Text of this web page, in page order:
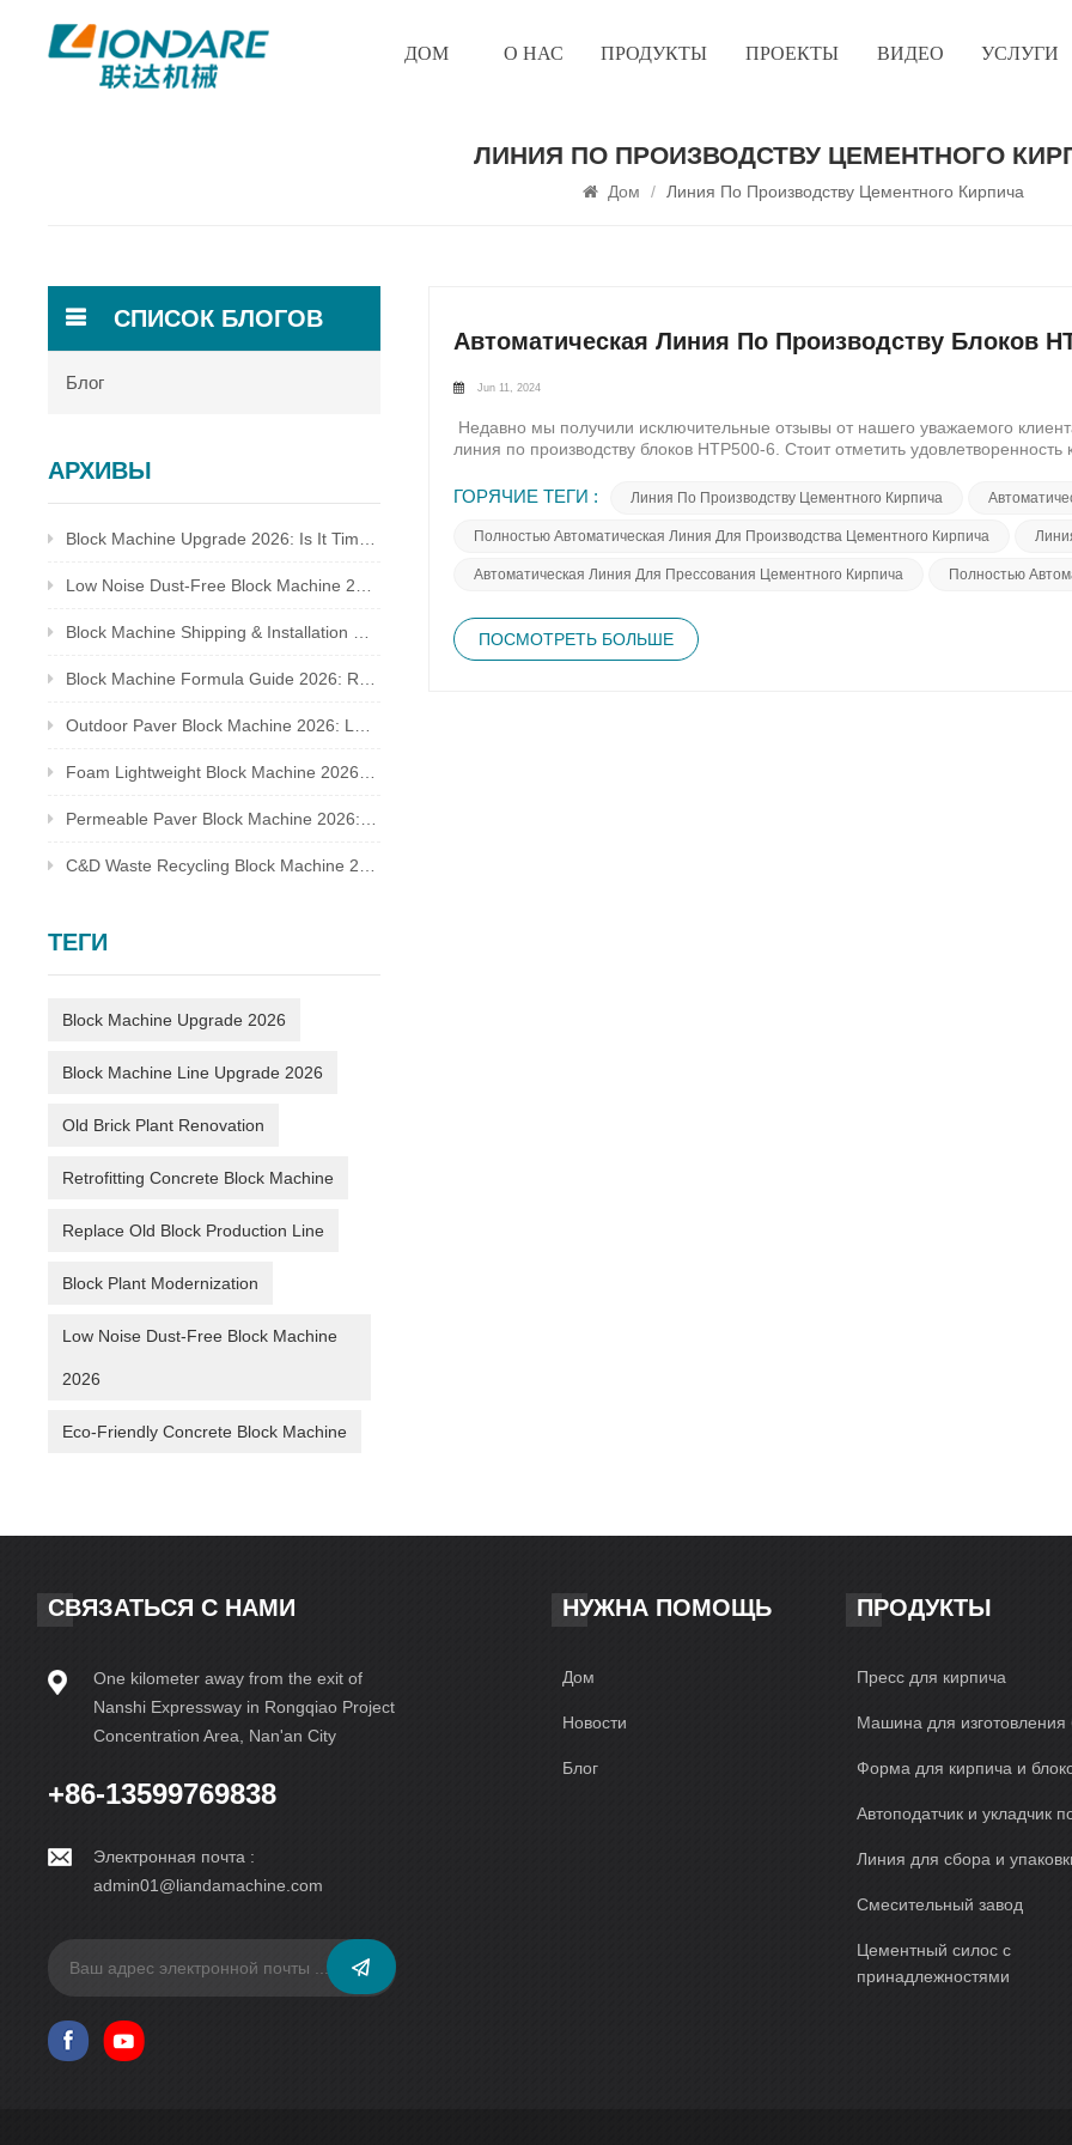
ДОМ О НАС ПРОДУКТЫ ПРОЕКТЫ ВИДЕО УСЛУГИ
ЛИНИЯ ПО ПРОИЗВОДСТВУ ЦЕМЕНТНОГО
Дом / Линия По Производству Цементного Кирпича
Автоматическая Линия По Производству Блоков
Jun 11, 2024
Недавно мы получили исключительные отзывы от нашего уважаемого
линия по производству блоков HTP500-6. Стоит отметить
строительной отрасли благодаря своим самым современным функциям. Наш
проектов. Кроме того, заказчик высоко оценил устойчивость машины. Его
оборудования, несомненно, произвела впечатление на наших клиентов,
производимого ею кирпича. Наш клиент высоко оценил точный процесс
производимые на этой линии, соответствуют самым высоким стандартам,
долговечных и эстетически привлекательных материалов. В заключение
ГОРЯЧИЕ ТЕГИ : Линия По Производству Цементного Кирпича
Полностью Автоматическая Линия Для Производства Цементного Кирпича
Автоматическая Линия Для Прессования Цементного Кирпича Полностью
ПОСМОТРЕТЬ БОЛЬШЕ
СПИСОК БЛОГОВ
Блог
АРХИВЫ
Block Machine Upgrade 2026: Is It Time to Replace Your Old Brick Plant?
Low Noise Dust-Free Block Machine 2026: Meet Global Environmental Inspection Standards
Block Machine Shipping & Installation Guide 2026: Overseas Plant Setup Checklist
Block Machine Formula Guide 2026: Recycled Waste Mix Ratio for Qualified Bricks
Outdoor Paver Block Machine 2026: Landscape & Municipal Project Solutions
Foam Lightweight Block Machine 2026: Insulated Bricks for Cold Climate Construction
Permeable Paver Block Machine 2026: Sponge City Business & Complete Production Line
C&D Waste Recycling Block Machine 2026: Turn Construction Rubbish Into Stable Profit
ТЕГИ
Block Machine Upgrade 2026
Block Machine Line Upgrade 2026
Old Brick Plant Renovation
Retrofitting Concrete Block Machine
Replace Old Block Production Line
Block Plant Modernization
Low Noise Dust-Free Block Machine
2026
Eco-Friendly Concrete Block Machine
СВЯЗАТЬСЯ С НАМИ
One kilometer away from the exit of
Nanshi Expressway in Rongqiao Project
Concentration Area, Nan'an City
+86-13599769838
Электронная почта :
admin01@liandamachine.com
НУЖНА ПОМОЩЬ
Дом
Новости
Блог
ПРОДУКТЫ
Пресс для кирпича
Машина для изготовления
Форма для кирпича и
Автоподатчик и укладчик
Линия для сбора и
Смесительный завод
Цементный силос с
принадлежностями